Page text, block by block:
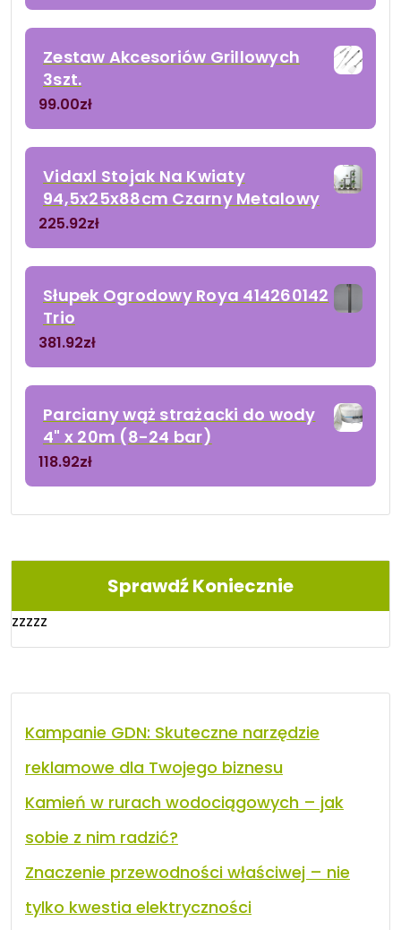
Zestaw Akcesoriów Grillowych
3szt.
99.00zł
Vidaxl Stojak Na Kwiaty
94,5x25x88cm Czarny Metalowy
225.92zł
Słupek Ogrodowy Roya 414260142
Trio
381.92zł
Parciany wąż strażacki do wody
4" x 20m (8-24 bar)
118.92zł
Sprawdź Koniecznie
zzzzz
Kampanie GDN: Skuteczne narzędzie
reklamowe dla Twojego biznesu
Kamień w rurach wodociągowych – jak
sobie z nim radzić?
Znaczenie przewodności właściwej – nie
tylko kwestia elektryczności